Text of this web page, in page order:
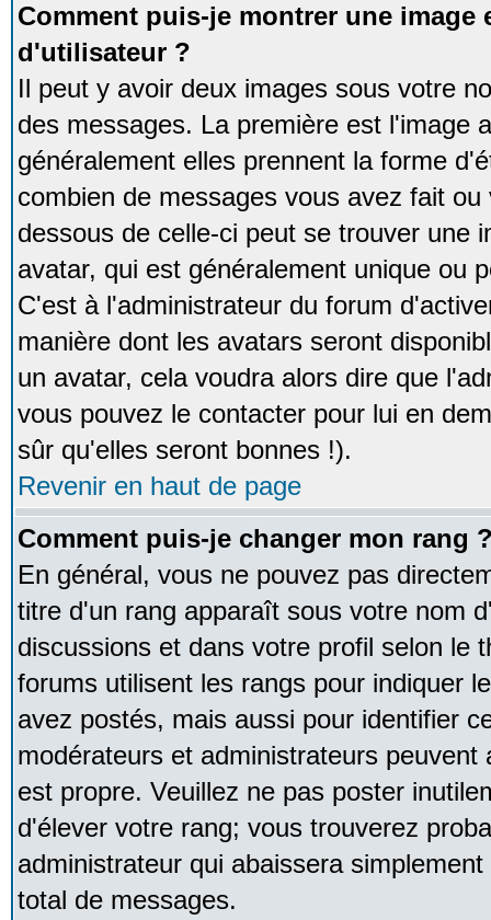
Comment puis-je montrer une image
d'utilisateur ?
Il peut y avoir deux images sous votre
des messages. La première est l'image
généralement elles prennent la forme
combien de messages vous avez fait
dessous de celle-ci peut se trouver une
avatar, qui est généralement unique ou
C'est à l'administrateur du forum
manière dont les avatars seront
un avatar, cela voudra alors dire que
vous pouvez le contacter pour lui en
sûr qu'elles seront bonnes !).
Revenir en haut de page
Comment puis-je changer mon rang
En général, vous ne pouvez pas
titre d'un rang apparaît sous votre nom
discussions et dans votre profil selon le
forums utilisent les rangs pour indiquer
avez postés, mais aussi pour identifier
modérateurs et administrateurs
est propre. Veuillez ne pas poster
d'élever votre rang; vous trouverez
administrateur qui abaissera
total de messages.